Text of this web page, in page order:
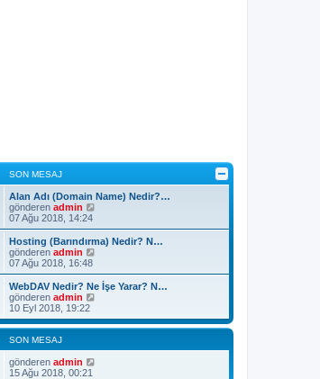
SON MESAJ
Alan Adı (Domain Name) Nedir?…
gönderen admin
n
m
ı
r
07 Ağu 2018, 14:24
Hosting (Barındırma) Nedir? N…
gönderen admin
n
m
j
g
07 Ağu 2018, 16:48
WebDAV Nedir? Ne İşe Yarar? N…
gönderen admin
n
m
s
10 Eyl 2018, 19:22
SON MESAJ
gönderen admin
15 Ağu 2018, 00:21